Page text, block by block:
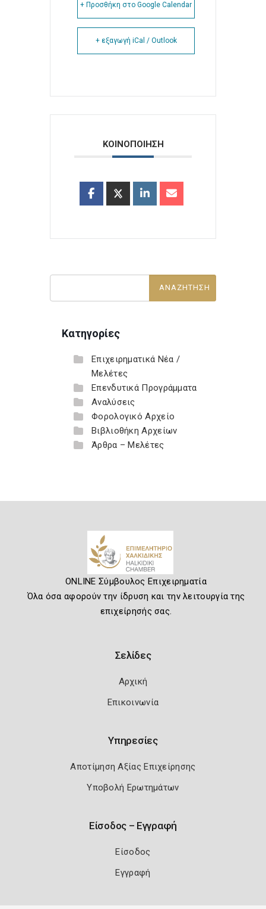
+ Προσθήκη στο Google Calendar
+ εξαγωγή iCal / Outlook
ΚΟΙΝΟΠΟΙΗΣΗ
Κατηγορίες
Επιχειρηματικά Νέα /
Μελέτες
Επενδυτικά Προγράμματα
Αναλύσεις
Φορολογικό Αρχείο
Βιβλιοθήκη Αρχείων
Άρθρα – Μελέτες
ONLINE Σύμβουλος Επιχειρηματία
Όλα όσα αφορούν την ίδρυση και την λειτουργία της
επιχείρησής σας.
Σελίδες
Αρχική
Επικοινωνία
Υπηρεσίες
Αποτίμηση Αξίας Επιχείρησης
Υποβολή Ερωτημάτων
Είσοδος – Εγγραφή
Είσοδος
Εγγραφή